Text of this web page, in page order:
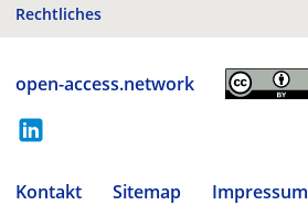
Rechtliches
open-access.network
Kontakt Sitemap
Impressum